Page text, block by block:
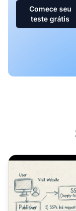
Comece seu
teste grátis
Por que o Real-